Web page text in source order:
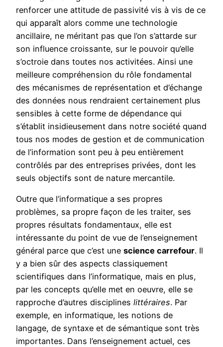
renforcer une attitude de passivité vis à vis de ce
qui apparaît alors comme une technologie
ancillaire, ne méritant pas que l’on s’attarde sur
son influence croissante, sur le pouvoir qu’elle
s’octroie dans toutes nos activitées. Ainsi une
meilleure compréhension du rôle fondamental
des mécanismes de représentation et d’échange
des données nous rendraient certainement plus
sensibles à cette forme de dépendance qui
s’établit insidieusement dans notre société quand
tous nos modes de gestion et de communication
de l’information sont peu à peu entièrement
contrôlés par des entreprises privées, dont les
seuls objectifs sont de nature mercantile.
Outre que l’informatique a ses propres
problèmes, sa propre façon de les traiter, ses
propres résultats fondamentaux, elle est
intéressante du point de vue de l’enseignement
général parce que c’est une science carrefour. Il
y a bien sûr des aspects classiquement
scientifiques dans l’informatique, mais en plus,
par les concepts qu’elle met en oeuvre, elle se
rapproche d’autres disciplines littéraires. Par
exemple, en informatique, les notions de
langage, de syntaxe et de sémantique sont très
importantes. Dans l’enseignement actuel, ces